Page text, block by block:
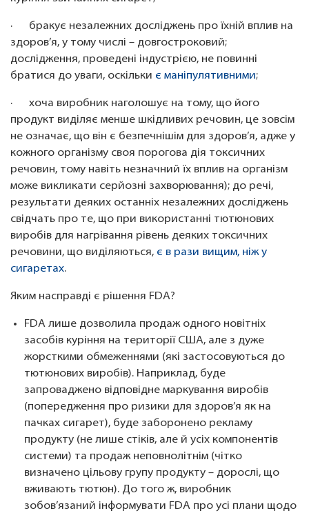
· бракує незалежних досліджень про їхній вплив на
здоров’я, у тому числі – довгостроковий;
дослідження, проведені індустрією, не повинні
братися до уваги, оскільки є маніпулятивними;
· хоча виробник наголошує на тому, що його
продукт виділяє менше шкідливих речовин, це зовсім
не означає, що він є безпечнішім для здоров’я, адже у
кожного організму своя порогова дія токсичних
речовин, тому навіть незначний їх вплив на організм
може викликати серйозні захворювання); до речі,
результати деяких останніх незалежних досліджень
свідчать про те, що при використанні тютюнових
виробів для нагрівання рівень деяких токсичних
речовини, що виділяються, є в рази вищим, ніж у
сигаретах.
Яким насправді є рішення FDA?
FDA лише дозволила продаж одного новітніх
засобів куріння на території США, але з дуже
жорсткими обмеженнями (які застосовуються до
тютюнових виробів). Наприклад, буде
запроваджено відповідне маркування виробів
(попередження про ризики для здоров’я як на
пачках сигарет), буде заборонено рекламу
продукту (не лише стіків, але й усіх компонентів
системи) та продаж неповнолітнім (чітко
визначено цільову групу продукту – дорослі, що
вживають тютюн). До того ж, виробник
зобов’язаний інформувати FDA про усі плани щодо